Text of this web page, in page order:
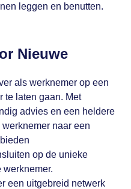
leggen en benutten.
Nieuwe
als werknemer op een
te laten gaan. Met
advies en een heldere
naar een
op de unieke
een uitgebreid netwerk